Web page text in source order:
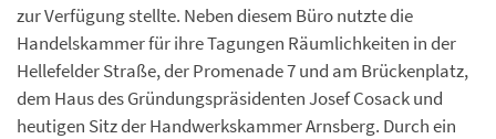
zur Verfügung stellte. Neben diesem Büro nutzte die
Handelskammer für ihre Tagungen Räumlichkeiten in der
Hellefelder Straße, der Promenade 7 und am Brückenplatz,
dem Haus des Gründungspräsidenten Josef Cosack und
heutigen Sitz der Handwerkskammer Arnsberg. Durch ein